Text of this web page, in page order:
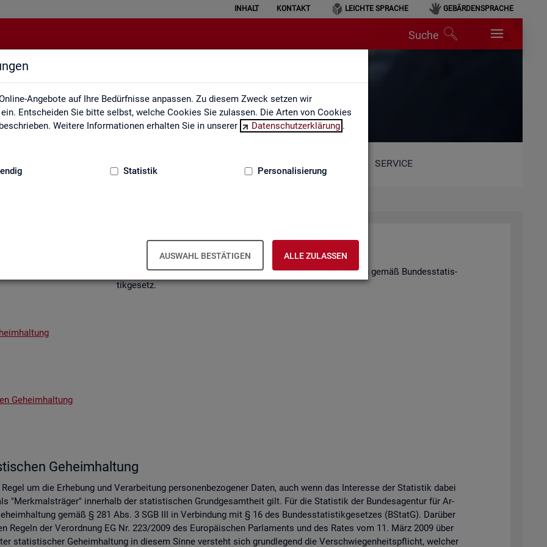
Angebote auf Ihre Bedürfnisse anpassen. Zu diesem Zweck setzen wir
Entscheiden Sie bitte selbst, welche Cookies Sie zulassen. Die Arten von Cookies
Weitere Informationen erhalten Sie in unserer
Datenschutzerklärung .
Statistik Personalisierung
AUSWAHL BESTÄTIGEN ALLE ZULASSEN
INHALT KONTAKT LEICHTE SPRACHE GEBÄRDENSPRACHE
Suche
Statistische Geheimhaltung
SERVICE
Geheimhaltung
Sta­tis­ti­sche Ge­heim­hal­tung
des Da­ten­schut­zes für So­zi­al­da­ten und die Grund­sät­ze der Sta­tis­ti­schen Ge­heim­hal­tung gemäß Bun­des­sta­tis­
tik­ge­setz.
Ge­heim­hal­tung
Ge­heim­hal­tung
um die Er­he­bung und Ver­ar­bei­tung per­so­nen­be­zo­ge­ner Daten, auch wenn das In­ter­es­se der Sta­tis­tik dabei
"Merk­mals­trä­ger" in­ner­halb der sta­tis­ti­schen Grund­ge­samt­heit gilt. Für die Sta­tis­tik der Bun­des­agen­tur für Ar­
gemäß § 281 Abs. 3 SGB III in Ver­bin­dung mit § 16 des Bun­des­sta­tis­tik­ge­set­zes (BStatG). Dar­über
der Ver­ord­nung EG Nr. 223/2009 des Eu­ro­päi­schen Par­la­ments und des Rates vom 11. März 2009 über
sta­tis­ti­scher Ge­heim­hal­tung in die­sem Sinne ver­steht sich grund­le­gend die Ver­schwie­gen­heits­pflicht, wel­cher